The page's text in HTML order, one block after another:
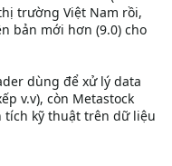
trường Việt Nam rồi,
bản mới hơn (9.0) cho
dùng để xử lý data
v.v), còn Metastock
tích kỹ thuật trên dữ liệu